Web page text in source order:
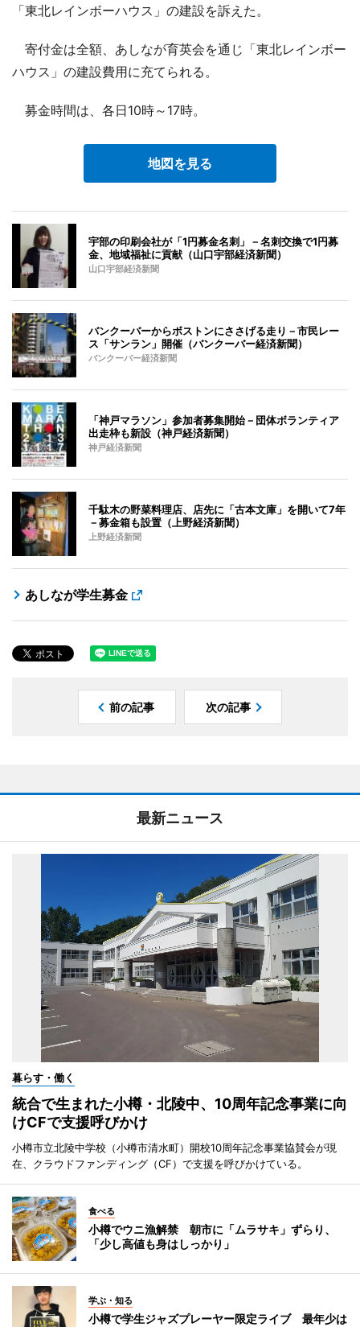
「東北レインボーハウス」の建設を訴えた。
寄付金は全額、あしなが育英会を通じ「東北レインボー
ハウス」の建設費用に充てられる。
募金時間は、各日10時～17時。
地図を見る
宇部の印刷会社が「1円募金名刺」－名刺交換で1円募
金、地域福祉に貢献（山口宇部経済新聞）
山口宇部経済新聞
バンクーバーからボストンにささげる走り－市民レー
ス「サンラン」開催（バンクーバー経済新聞）
バンクーバー経済新聞
「神戸マラソン」参加者募集開始－団体ボランティア
出走枠も新設（神戸経済新聞）
神戸経済新聞
千駄木の野菜料理店、店先に「古本文庫」を開いて7年
－募金箱も設置（上野経済新聞）
上野経済新聞
あしなが学生募金
前の記事 次の記事
最新ニュース
暮らす・働く
統合で生まれた小樽・北陵中、10周年記念事業に向
けCFで支援呼びかけ
小樽市立北陵中学校（小樽市清水町）開校10周年記念事業協賛会が現
在、クラウドファンディング（CF）で支援を呼びかけている。
食べる
小樽でウニ漁解禁 朝市に「ムラサキ」ずらり、
「少し高値も身はしっかり」
学ぶ・知る
小樽で学生ジャズプレーヤー限定ライブ 最年少は